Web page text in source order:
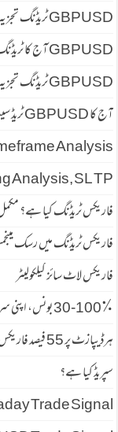
GBPUSD ٹریڈنگ تجزیہ – H4 ٹرینڈ اور M15 انٹری کا مکمل سیٹ اپ
GBPUSD آج کا ٹریڈنگ سیٹ اپ – مکمل انٹری، SL اور TP گائیڈ
GBPUSD ٹریڈنگ تجزیہ – آج کا مکمل سیٹ اپ، انٹری، SL اور TP گائیڈ
آج کا GBPUSD ٹریڈ سیٹ اپ – انٹری، SL، TP مکمل گائیڈ
Analysis
Analysis, SL TP
فاریکس ٹریڈنگ کیا ہے؟
فاریکس ٹریڈنگ میں رسک
فاریکس لاٹ سائز کیلکولیٹر
30-100٪ بونس، اپنی سرمایہ کاری کو زیادہ سے زیادہ بنائیں، انسٹا فاریکس بونس
ہرڈیپازٹ پر 55 فیصد فاریكس بونس حاصل كریں
سپریڈ كیا ہے؟
Trade Signal